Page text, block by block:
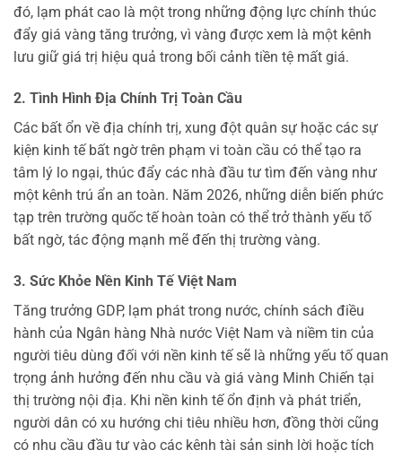
đó, lạm phát cao là một trong những động lực chính thúc
đẩy giá vàng tăng trưởng, vì vàng được xem là một kênh
lưu giữ giá trị hiệu quả trong bối cảnh tiền tệ mất giá.
2. Tình Hình Địa Chính Trị Toàn Cầu
Các bất ổn về địa chính trị, xung đột quân sự hoặc các sự
kiện kinh tế bất ngờ trên phạm vi toàn cầu có thể tạo ra
tâm lý lo ngại, thúc đẩy các nhà đầu tư tìm đến vàng như
một kênh trú ẩn an toàn. Năm 2026, những diễn biến phức
tạp trên trường quốc tế hoàn toàn có thể trở thành yếu tố
bất ngờ, tác động mạnh mẽ đến thị trường vàng.
3. Sức Khỏe Nền Kinh Tế Việt Nam
Tăng trưởng GDP, lạm phát trong nước, chính sách điều
hành của Ngân hàng Nhà nước Việt Nam và niềm tin của
người tiêu dùng đối với nền kinh tế sẽ là những yếu tố quan
trọng ảnh hưởng đến nhu cầu và giá vàng Minh Chiến tại
thị trường nội địa. Khi nền kinh tế ổn định và phát triển,
người dân có xu hướng chi tiêu nhiều hơn, đồng thời cũng
có nhu cầu đầu tư vào các kênh tài sản sinh lời hoặc tích